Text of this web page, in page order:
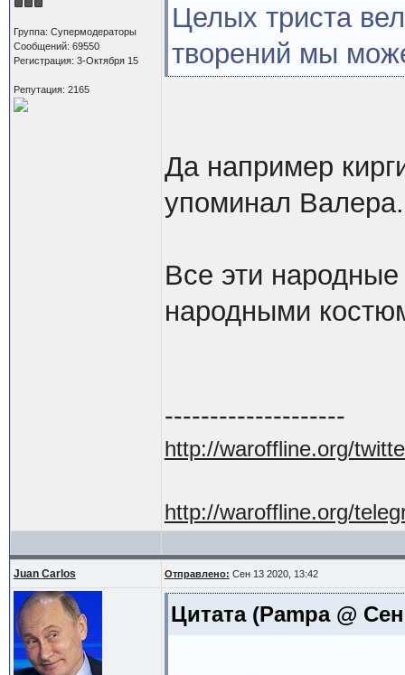
Группа: Супермодераторы
Сообщений: 69550
Регистрация: 3-Октября 15
Репутация: 2165
Целых триста
творений мы
Да например
упоминал Валера.
Все эти
народными
--------------------
http://waroffline.org/
http://waroffline.org/
Juan Carlos Отправлено: Сен 13 2020, 13:42
Цитата(Pampa @